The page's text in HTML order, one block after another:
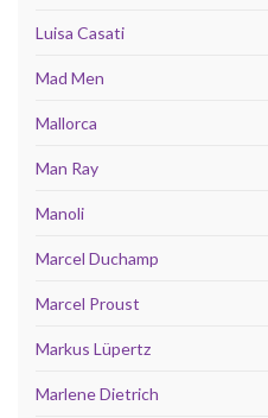
Luisa Casati
Mad Men
Mallorca
Man Ray
Manoli
Marcel Duchamp
Marcel Proust
Markus Lüpertz
Marlene Dietrich